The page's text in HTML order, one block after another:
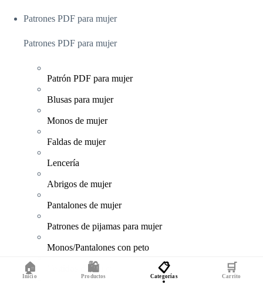
Patrones PDF para mujer
Patrones PDF para mujer
Patrón PDF para mujer
Blusas para mujer
Monos de mujer
Faldas de mujer
Lencería
Abrigos de mujer
Pantalones de mujer
Patrones de pijamas para mujer
Monos/Pantalones con peto
Vestidos de mujer
🏠
Inicio
🛍️
Productos
📋
Categorías
🛒
Carrito